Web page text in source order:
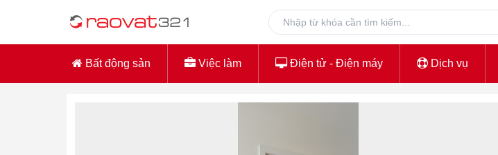
Bất động sản Việc làm Điện tử - Điện máy Dịch vụ